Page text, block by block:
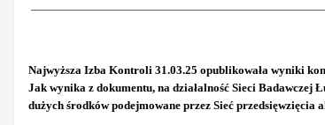
Najwyższa Izba Kontroli 31.03.25 opublikowała wyniki
Jak wynika z dokumentu, na działalność Sieci Badawczej
dużych środków podejmowane przez Sieć